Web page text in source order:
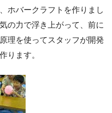
ホバークラフトを作りまし
の力で浮き上がって、前に
理を使ってスタッフが開発
ります。